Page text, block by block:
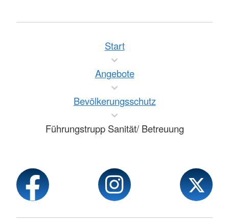
Start
Angebote
Bevölkerungsschutz
Führungstrupp Sanität/ Betreuung